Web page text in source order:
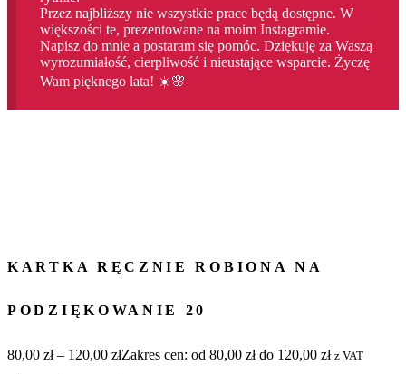
Przez najbliższy nie wszystkie prace będą dostępne. W
większości te, prezentowane na moim Instagramie.
Napisz do mnie a postaram się pomóc. Dziękuję za Waszą
wyrozumiałość, cierpliwość i nieustające wsparcie. Życzę
Wam pięknego lata! ☀️🌸
KARTKA RĘCZNIE ROBIONA NA
PODZIĘKOWANIE 20
80,00 zł – 120,00 złZakres cen: od 80,00 zł do 120,00 zł z VAT